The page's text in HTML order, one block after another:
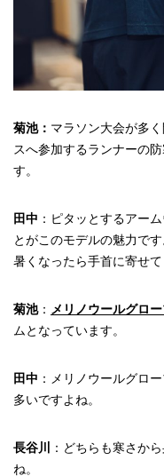
菊池： マラソン大会が多
スへ参加するランナーの
す。
田中 ：ピタッとするアー
とがこのモデルの魅力で
暑くなったら手首に寄せ
菊池： メリノウールグロ
ムとなっています。
田中 ：メリノウールグロ
多いですよね。
長谷川
：どちらも寒さか
ね。